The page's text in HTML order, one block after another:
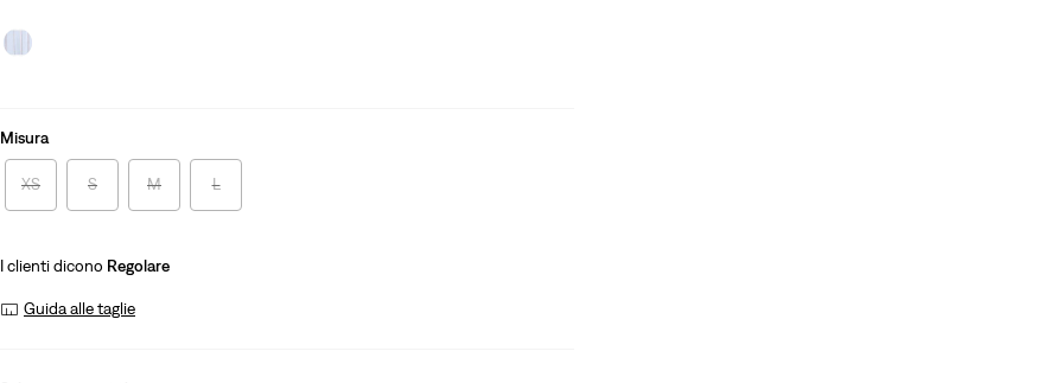
Misura
XS S M L
I clienti dicono Regolare
Guida alle taglie